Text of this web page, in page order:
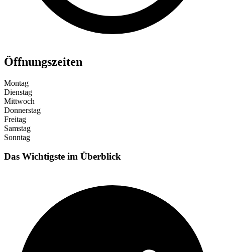
Öffnungszeiten
Montag
Dienstag
Mittwoch
Donnerstag
Freitag
Samstag
Sonntag
Das Wichtigste im Überblick